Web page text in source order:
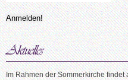
Im Rahmen der Sommerkirche